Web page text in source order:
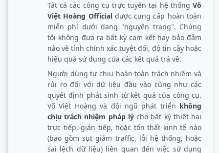
Tất cả các công cụ trực tuyến tại hệ thống Võ
Việt Hoàng Officialđược cung cấp hoàn toàn
miễn phí dưới dạng "nguyên trạng". Chúng
tôi không đưa ra bất kỳ cam kết hay bảo đảm
nào về tính chính xác tuyệt đối, độ tin cậy hoặc
hiệu quả sử dụng của các kết quả trả về.
Người dùng tự chịu hoàn toàn trách nhiệm và
rủi ro đối với dữ liệu đầu vào cũng như các
quyết định phát sinh từ kết quả của công cụ.
Võ Việt Hoàng và đội ngũ phát triển không
chịu trách nhiệm pháp lýcho bất kỳ thiệt hại
trực tiếp, gián tiếp, hoặc tổn thất kinh tế nào
(bao gồm sụt giảm traffic, lỗi hệ thống, hoặc
sai lệch dữ liệu) liên quan đến việc sử dụng